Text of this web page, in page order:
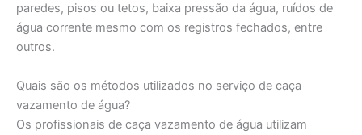
paredes, pisos ou tetos, baixa pressão da água, ruídos de
água corrente mesmo com os registros fechados, entre
outros.
Quais são os métodos utilizados no serviço de caça
vazamento de água?
Os profissionais de caça vazamento de água utilizam